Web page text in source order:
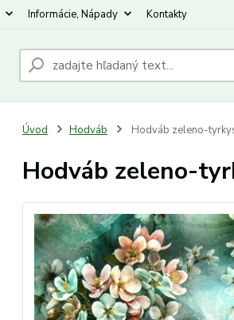
Informácie, Nápady Kontakty
Úvod Hodváb Hodváb zeleno-
Hodváb zeleno-